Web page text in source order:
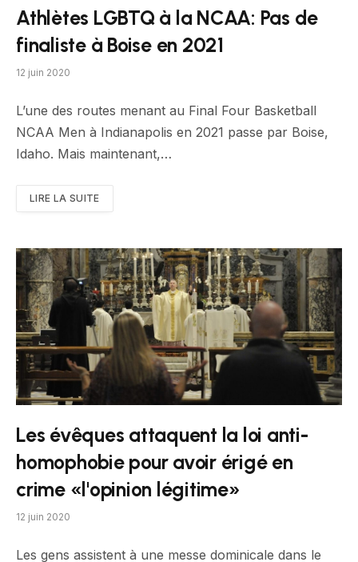
Athlètes LGBTQ à la NCAA: Pas de
finaliste à Boise en 2021
12 juin 2020
L’une des routes menant au Final Four Basketball
NCAA Men à Indianapolis en 2021 passe par Boise,
Idaho. Mais maintenant,…
LIRE LA SUITE
Les évêques attaquent la loi anti-
homophobie pour avoir érigé en
crime «l'opinion légitime»
12 juin 2020
Les gens assistent à une messe dominicale dans le